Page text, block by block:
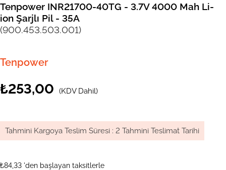
Tenpower INR21700-40TG - 3.7V 4000 Mah Li-
ion Şarjlı Pil - 35A
(900.453.503.001)
Tenpower
₺253,00 (KDV Dahil)
Tahmini Kargoya Teslim Süresi : 2 Tahmini Teslimat Tarihi
₺84,33 'den başlayan taksitlerle